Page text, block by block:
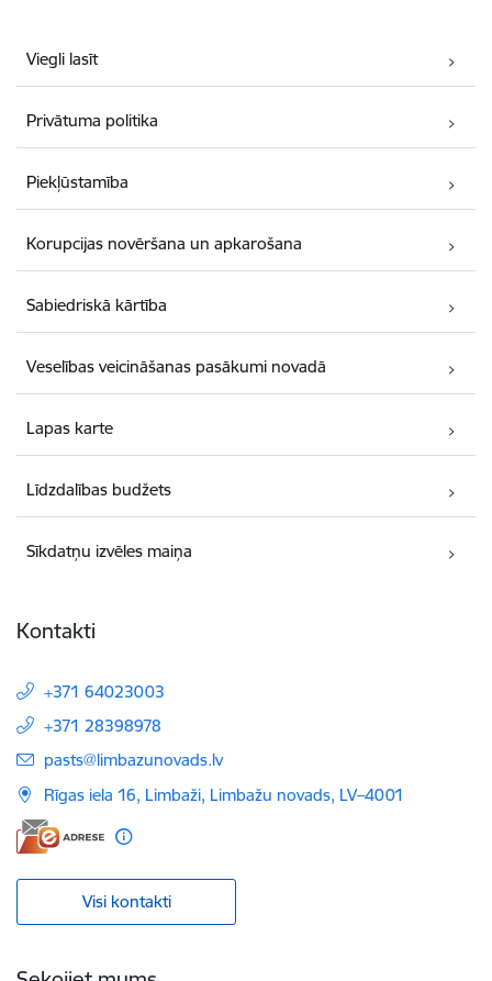
Viegli lasīt
Privātuma politika
Piekļūstamība
Korupcijas novēršana un apkarošana
Sabiedriskā kārtība
Veselības veicināšanas pasākumi novadā
Lapas karte
Līdzdalības budžets
Sīkdatņu izvēles maiņa
Kontakti
+371 64023003
+371 28398978
E-pasts:
pasts@limbazunovads.lv
Rīgas iela 16, Limbaži, Limbažu novads, LV–4001
Visi kontakti